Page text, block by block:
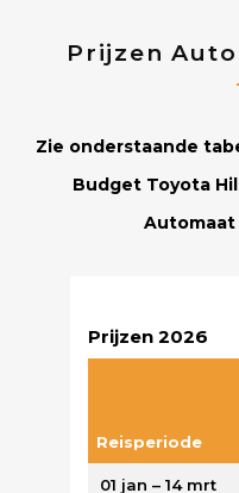
Prijzen
Zie onderstaande
Budget Toyota
Automaat
Prijzen 2026
Reisperiode
01 jan – 14 mrt